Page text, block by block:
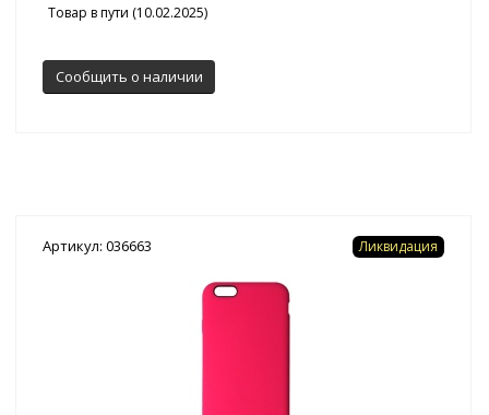
Товар в пути (10.02.2025)
Сообщить о наличии
Артикул: 036663 Ликвидация